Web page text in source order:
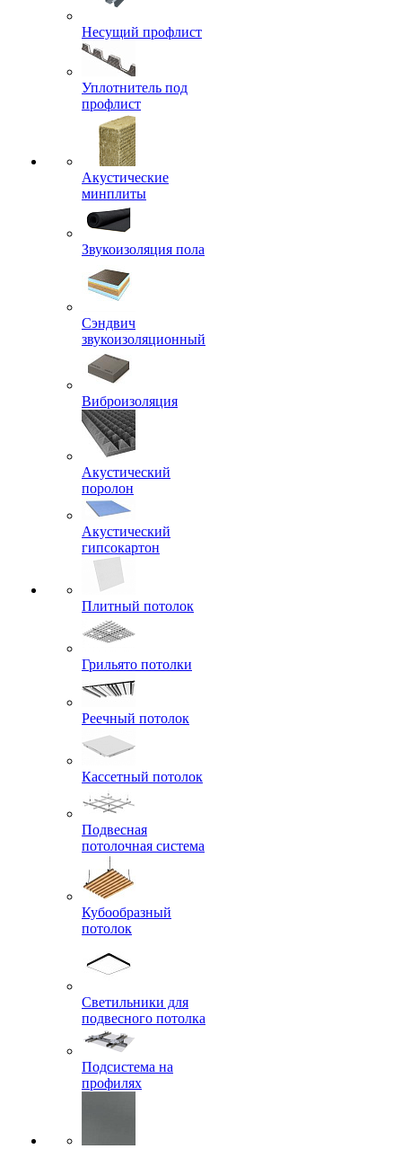
Несущий профлист
Уплотнитель под
профлист
Акустические
минплиты
Звукоизоляция пола
Сэндвич
звукоизоляционный
Виброизоляция
Акустический
поролон
Акустический
гипсокартон
Плитный потолок
Грильято потолки
Реечный потолок
Кассетный потолок
Подвесная
потолочная система
Кубообразный
потолок
Светильники для
подвесного потолка
Подсистема на
профилях